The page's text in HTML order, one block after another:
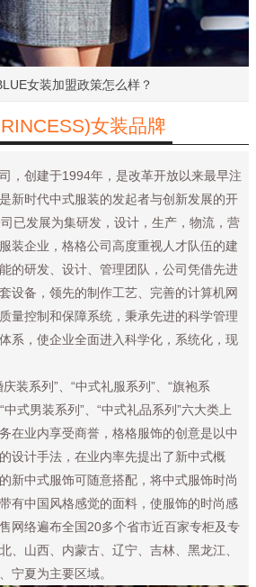
女装加盟政策怎么样？
女装品牌
创建于1994年，是改革开放以来最早注
新时代中式服装的发起者与创新发展的开
已发展为集研发，设计，生产，物流，营
装企业，格格公司高度重视人才队伍的建
的研发、设计、管理团队，公司凭借先进
设备，领先的制作工艺、完善的计算机网
量控制和保障系统，秉承先进的科学管理
系，使企业全面进入科学化，系统化，现
系列”、“中式礼服系列”、“旗袍系
中式男装系列”、“中式礼品系列”六大类上
在业内享受商誉，格格服饰的创意是以中
设计手法，在业内率先提出了新中式概
新中式服饰可随意搭配，将中式服饰时尚
有中国风格感觉的面料，使服饰的时尚感
网络遍布全国20多个省市近百家专柜及专
、山西、内蒙古、辽宁、吉林、黑龙江、
宁夏为主要区域。